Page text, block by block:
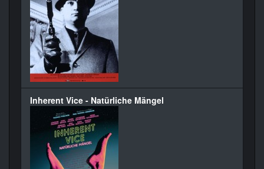
Inherent Vice - Natürliche Mängel